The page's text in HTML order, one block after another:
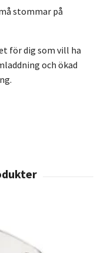
stommar på
för dig som vill ha
och ökad